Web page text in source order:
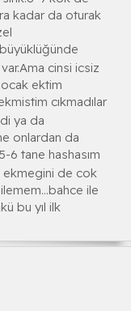
kadar da oturak
cinsi icsiz
ektim
cıkmadılar
ya da
onlardan da
6 tane hashasım
ekmegini de cok
ile
bu yıl ilk